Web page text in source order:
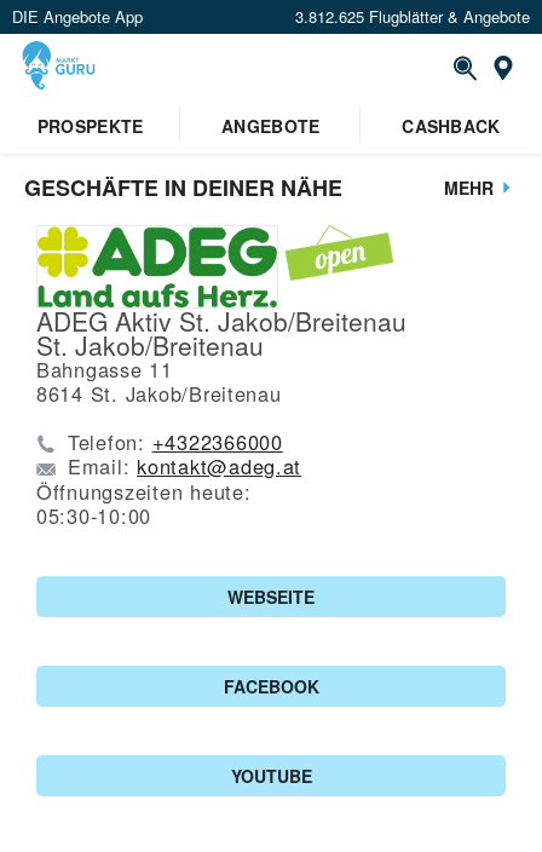
DIE Angebote App 3.812.625 Flugblätter & Angebote
PROSPEKTE
ANGEBOTE CASHBACK
GESCHÄFTE IN DEINER NÄHE MEHR
ADEG Aktiv St. Jakob/Breitenau
St. Jakob/Breitenau
Bahngasse 11
8614 St. Jakob/Breitenau
Telefon: +4322366000
Email: kontakt@adeg.at
Öffnungszeiten heute:
05:30-10:00
WEBSEITE
FACEBOOK
YOUTUBE